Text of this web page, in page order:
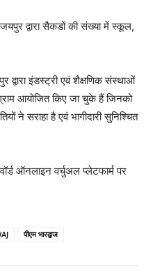
द्वारा सैकडों की संख्या में स्कूल,
द्वारा इंडस्ट्री एवं शैक्षणिक संस्थाओं
आयोजित किए जा चुके हैं जिनको
ने सराहा है एवं भागीदारी सुनिश्चित
ऑनलाइन वर्चुअल प्लेटफार्म पर
पीएम भारद्वाज